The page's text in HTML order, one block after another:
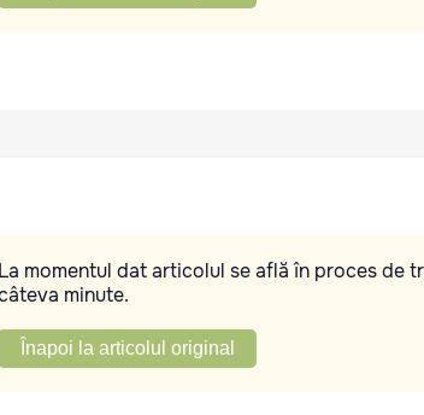
La momentul dat articolul se află în proces de
minute.
Înapoi la articolul original